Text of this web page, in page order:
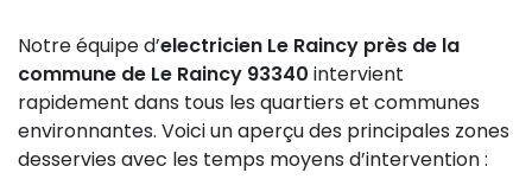
Notre équipe d’electricien Le Raincy près de la
commune de Le Raincy 93340 intervient
rapidement dans tous les quartiers et communes
environnantes. Voici un aperçu des principales zones
desservies avec les temps moyens d’intervention :